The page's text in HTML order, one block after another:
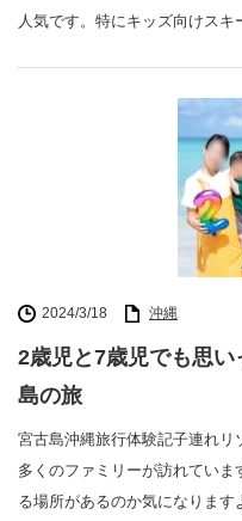
人気です。特にキッズ向けスキ
2024/3/18 沖縄
2歳児と7歳児でも思
島の旅
宮古島沖縄旅行体験記子連れリ
多くのファミリーが訪れてい
る場所があるのか気になりま